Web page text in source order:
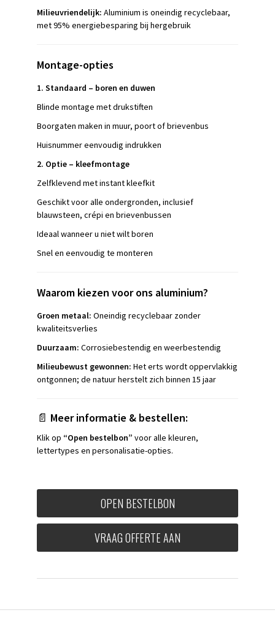
Milieuvriendelijk: Aluminium is oneindig recyclebaar,
met 95% energiebesparing bij hergebruik
Montage-opties
1. Standaard – boren en duwen
Blinde montage met drukstiften
Boorgaten maken in muur, poort of brievenbus
Huisnummer eenvoudig indrukken
2. Optie – kleefmontage
Zelfklevend met instant kleefkit
Geschikt voor alle ondergronden, inclusief
blauwsteen, crépi en brievenbussen
Ideaal wanneer u niet wilt boren
Snel en eenvoudig te monteren
Waarom kiezen voor ons aluminium?
Groen metaal: Oneindig recyclebaar zonder
kwaliteitsverlies
Duurzaam: Corrosiebestendig en weerbestendig
Milieubewust gewonnen: Het erts wordt oppervlakkig
ontgonnen; de natuur herstelt zich binnen 15 jaar
📄 Meer informatie & bestellen:
Klik op “Open bestelbon” voor alle kleuren,
lettertypes en personalisatie-opties.
OPEN BESTELBON
VRAAG OFFERTE AAN